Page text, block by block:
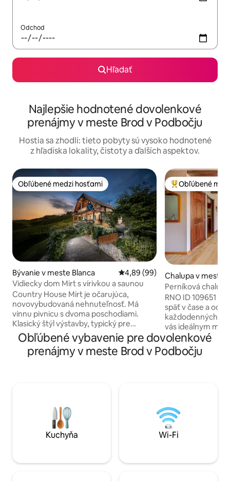
Odchod
Hľadať
Najlepšie hodnotené dovolenkové
prenájmy v meste Brod v Podbočju
Hostia sa zhodli: tieto pobyty sú vysoko hodnotené
z hľadiska lokality, čistoty a ďalších aspektov.
Obľúbené medzi hosťami
Obľúbené medzi hosťami
Bývanie v meste Blanca Priemerné ohodnotenie 4,89
4,89 (99)
Vidiecky dom Mirt s vírivkou a saunou
Country House Mirt je očarujúca,
novovybudovaná nehnuteľnosť. Má
vínnu pivnicu s dvoma poschodiami.
Klasický štýl výstavby, typický pre
vinohradnícku kultúru, s krásnymi
detailmi vyrobenými z dreva. Vidiecky
dom má aj terasu a balkón s krásnym
House Mirt sa nachádza 2 km od malej
dedinky Blanca a 6 km od mesta Sevnica.
Vidiecky dom Mirt je krásne ubytovanie s
jeho rafinované detaily, ktoré spĺňajú
rekreáciu v elegantnom, ale pohodlným
Najobľúbenejšie
Obľúbené
Chalupa v meste
Perníková
chalupa
RNO ID 109651
späť v čase a
každodenných
vás ideálnym
vychutnanie si a
stránky prírody
relaxačných
naozaj vyhovuje
vidiecku chalupu
alebo ako
výlety po
Obľúbené vybavenie pre dovolenkové
prenájmy v meste Brod v Podbočju
Kuchyňa Wi-Fi